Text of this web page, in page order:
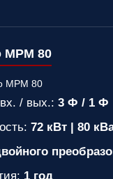
MPM 80
/ вых.: 3 Ф / 1 Ф
72 кВт | 80
1 год